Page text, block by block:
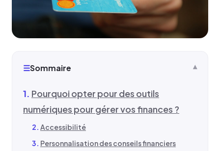
☰Sommaire
Pourquoi opter pour des outils
numériques pour gérer vos finances ?
Accessibilité
Personnalisation des conseils financiers